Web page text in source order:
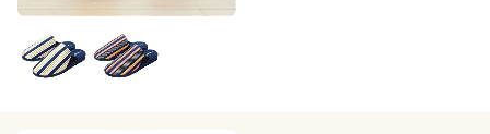
ご利用ガイド